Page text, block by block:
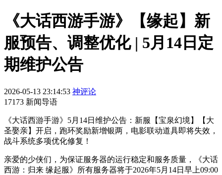
《大话西游手游》【缘起】新
服预告、调整优化 | 5月14日定
期维护公告
2026-05-13 23:14:53 神评论
17173 新闻导语
《大话西游手游》5月14日维护公告：新服【宝泉幻境】【大
圣娶亲】开启，跑环奖励新增银两，电影联动道具即将失效，
战斗系统多项优化修复！
亲爱的少侠们，为保证服务器的运行稳定和服务质量，《大话
西游：归来 缘起服》所有服务器将于2026年5月14日早上09:00